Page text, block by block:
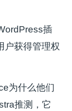
插
户获得管理权
为什么他们
推测，它